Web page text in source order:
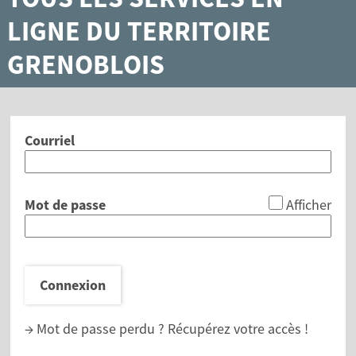
LIGNE DU TERRITOIRE
GRENOBLOIS
Courriel
Mot de passe Afficher
Connexion
→ Mot de passe perdu ? Récupérez votre accès !